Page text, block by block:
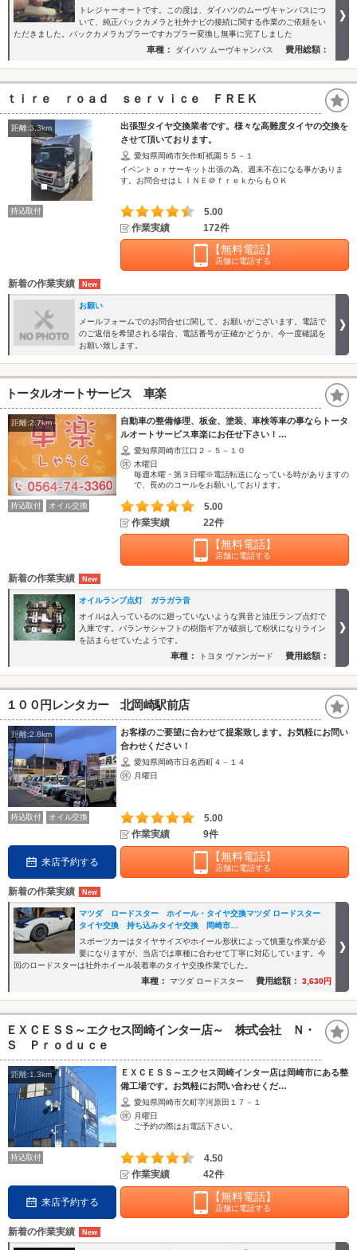
トレジャーオートです。この度は、ダイハツのムーヴキャンバスにつ
いて、純正バックカメラと社外ナビの接続に関する作業のご依頼をい
ただきました。バックカメラカプラーですカプラー変換し無事に完了しました
車種： ダイハツ ムーヴキャンバス 費用総額：
ｔｉｒｅ ｒｏａｄ ｓｅｒｖｉｃｅ ＦＲＥＫ
距離:3.3km
出張型タイヤ交換業者です。様々な高難度タイヤの交換を
させて頂いております。
愛知県岡崎市矢作町祇園５５－１
イベントｏｒサーキット出張の為、週末不在になる事がありま
す。お問合せはＬＩＮＥ＠ｆｒｅｋからもＯＫ
持込取付
5.00
作業実績
172件
【無料電話】
店舗に電話する
新着の作業実績
お願い
メールフォームでのお問合せに関して、お願いがございます。電話で
のご返信を希望される場合、電話番号が正確かどうか、今一度確認を
お願い致します。
トータルオートサービス 車楽
距離:2.7km
自動車の整備修理、板金、塗装、車検等車の事ならトータ
ルオートサービス車楽にお任せ下さい！…
愛知県岡崎市江口２－５－１０
木曜日
毎週木曜・第３日曜※電話転送になっている時がありますの
で、長めのコールをお願いしております。
持込取付 オイル交換
5.00
作業実績
22件
【無料電話】
店舗に電話する
新着の作業実績
オイルランプ点灯 ガラガラ音
オイルは入っているのに廻っていないような異音と油圧ランプ点灯で
入庫です。バランサシャフトの樹脂ギアが破損して粉状になりライン
を詰まらせていたようです。
車種： トヨタ ヴァンガード 費用総額：
１００円レンタカー 北岡崎駅前店
距離:2.8km
お客様のご要望に合わせて提案致します。お気軽にお問い
合わせください！
愛知県岡崎市日名西町４－１４
月曜日
持込取付 オイル交換
5.00
作業実績
9件
来店予約する 【無料電話】
店舗に電話する
新着の作業実績
マツダ ロードスター ホイール・タイヤ交換マツダ ロードスター
タイヤ交換 持ち込みタイヤ交換 岡崎市…
スポーツカーはタイヤサイズやホイール形状によって慎重な作業が必
要になりますが、当店では車種に合わせて丁寧に対応しています。今
回のロードスターは社外ホイール装着車のタイヤ交換作業でした。
車種： マツダ ロードスター 費用総額： 3,630円
ＥＸＣＥＳＳ～エクセス岡崎インター店～ 株式会社 Ｎ・
Ｓ Ｐｒｏｄｕｃｅ
距離:1.3km
ＥＸＣＥＳＳ～エクセス岡崎インター店は岡崎市にある整
備工場です。お気軽にお問い合わせくだ…
愛知県岡崎市欠町字河原田１７－１
月曜日
ご予約の際はお電話下さい。
持込取付
4.50
作業実績
42件
来店予約する 【無料電話】
店舗に電話する
新着の作業実績